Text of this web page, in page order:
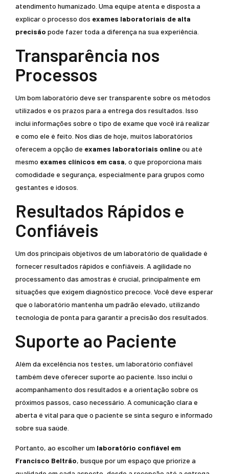
atendimento humanizado. Uma equipe atenta e disposta a
explicar o processo dos exames laboratoriais de alta
precisão pode fazer toda a diferença na sua experiência.
Transparência nos
Processos
Um bom laboratório deve ser transparente sobre os métodos
utilizados e os prazos para a entrega dos resultados. Isso
inclui informações sobre o tipo de exame que você irá realizar
e como ele é feito. Nos dias de hoje, muitos laboratórios
oferecem a opção de exames laboratoriais onlineou até
mesmo exames clínicos em casa, o que proporciona mais
comodidade e segurança, especialmente para grupos como
gestantes e idosos.
Resultados Rápidos e
Confiáveis
Um dos principais objetivos de um laboratório de qualidade é
fornecer resultados rápidos e confiáveis. A agilidade no
processamento das amostras é crucial, principalmente em
situações que exigem diagnóstico precoce. Você deve esperar
que o laboratório mantenha um padrão elevado, utilizando
tecnologia de ponta para garantir a precisão dos resultados.
Suporte ao Paciente
Além da excelência nos testes, um laboratório confiável
também deve oferecer suporte ao paciente. Isso inclui o
acompanhamento dos resultados e a orientação sobre os
próximos passos, caso necessário. A comunicação clara e
aberta é vital para que o paciente se sinta seguro e informado
sobre sua saúde.
Portanto, ao escolher um laboratório confiável em
Francisco Beltrão, busque por um espaço que priorize a